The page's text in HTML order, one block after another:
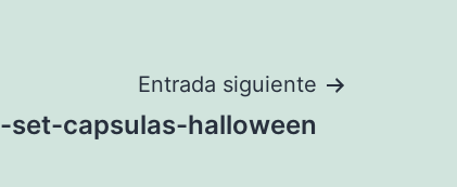
Entrada siguiente
set-capsulas-halloween